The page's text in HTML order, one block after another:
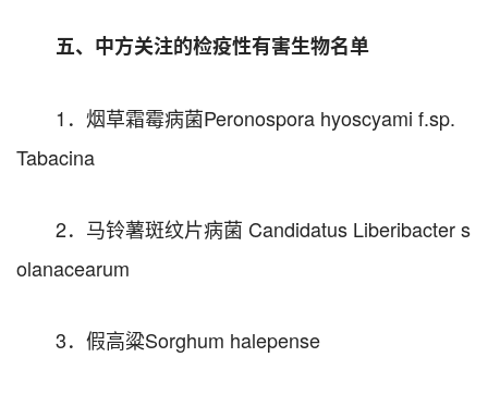
五、中方关注的检疫性有害生物名单
1．烟草霜霉病菌Peronospora hyoscyami f.sp.
Tabacina
2．马铃薯斑纹片病菌 Candidatus Liberibacter s
olanacearum
3．假高粱Sorghum halepense